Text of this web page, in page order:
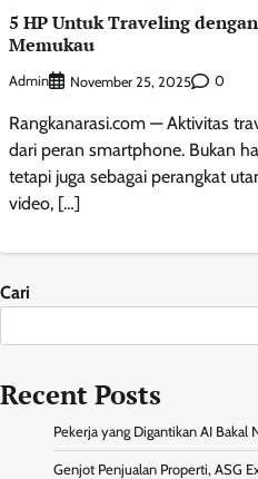
5 HP Untuk Traveling
Memukau
Admin November 25, 2025 0
Rangkanarasi.com — Aktivitas
dari peran smartphone. Bukan
tetapi juga sebagai perangkat
video, […]
Cari
Recent Posts
Pekerja yang Digantikan AI Bakal
Genjot Penjualan Properti, ASG